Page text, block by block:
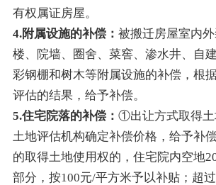
有权属证房屋。
4.附属设施的补偿： 被搬迁房屋室内
楼、院墙、圈舍、菜窖、渗水井、自
彩钢棚和树木等附属设施的补偿，根
评估的结果，给予补偿。
5.住宅院落的补偿： ①出让方式取得土
土地评估机构确定补偿价格，给予补
的取得土地使用权的，住宅院内空地
部分，按100元/平方米予以补贴；超